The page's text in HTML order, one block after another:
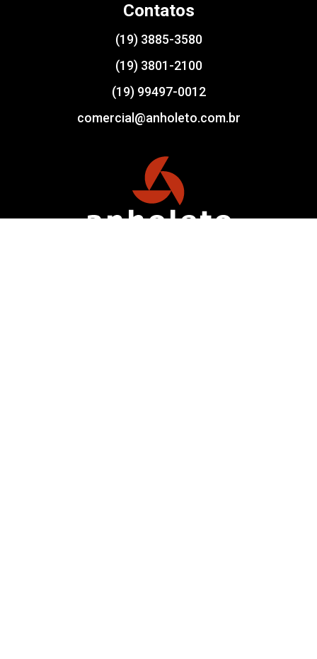
Contatos
(19) 3885-3580
(19) 3801-2100
(19) 99497-0012
comercial@anholeto.com.br